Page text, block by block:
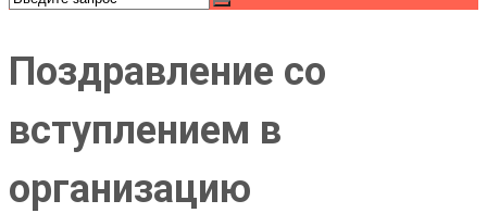
Поздравление со
вступлением в
организацию